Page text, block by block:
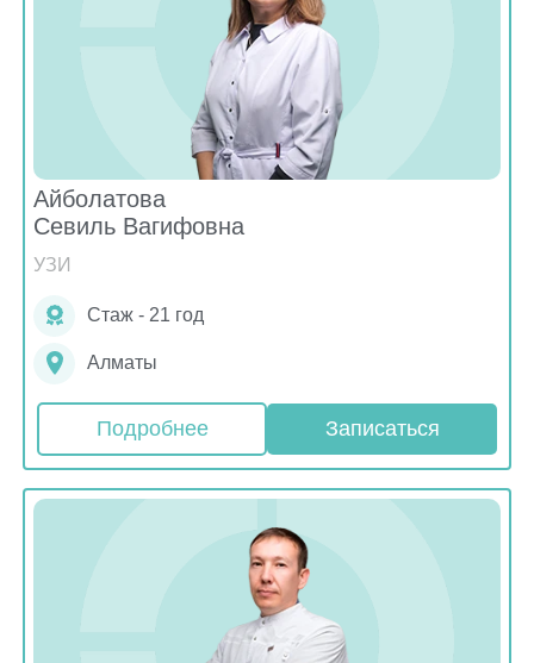
Айболатова
Севиль Вагифовна
УЗИ
Стаж - 21 год
Алматы
Подробнее Записаться